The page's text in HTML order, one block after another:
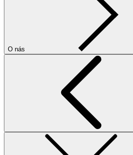
O nás